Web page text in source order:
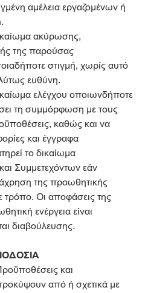
αμέλεια εργαζομένων ή
ακύρωσης,
της παρούσας
στιγμή, χωρίς αυτό
ευθύνη.
ελέγχου οποιωνδήποτε
τη συμμόρφωση με τους
καθώς και να
και έγγραφα
το δικαίωμα
Συμμετεχόντων εάν
της προωθητικής
τρόπο. Οι αποφάσεις της
ενέργεια είναι
διαβούλευσης.
και
από ή σχετικά με